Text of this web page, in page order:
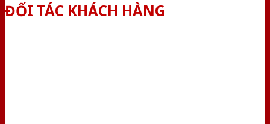
ĐỐI TÁC KHÁCH HÀNG